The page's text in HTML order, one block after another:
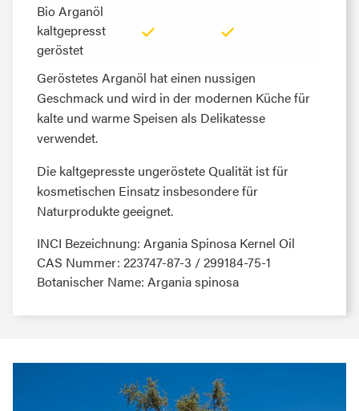
Bio Arganöl
kaltgepresst
geröstet
Bio Arganöl
kaltgepresst
geröstet
Geröstetes Arganöl hat einen nussigen
Geschmack und wird in der modernen Küche für
kalte und warme Speisen als Delikatesse
verwendet.
Die kaltgepresste ungeröstete Qualität ist für
kosmetischen Einsatz insbesondere für
Naturprodukte geeignet.
INCI Bezeichnung: Argania Spinosa Kernel Oil
CAS Nummer: 223747-87-3 / 299184-75-1
Botanischer Name: Argania spinosa